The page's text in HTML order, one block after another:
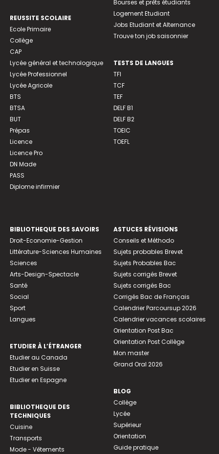
REUSSITE SCOLAIRE
Ecole Primaire
Collège
CAP
Lycée général et technologique
Lycée Professionnel
Lycée Agricole
BTS
BTSA
BUT
Prépas
Licence
Licence Pro
DN Made
PASS
Diplome infirmier
Bourses et prêts étudiants
Logement Etudiant
Jobs Etudiant et Alternance
Trouve ton job saisonnier
TESTS DE LANGUES
TFI
TCF
TEF
DELF B1
DELF B2
TOEIC
TOEFL
BIBLIOTHEQUE DES SAVOIRS
Droit-Economie-Gestion
Littérature-Sciences Humaines
Sciences
Arts-Design-Spectacle
Santé
Social
Sport
Langues
ETUDIER À L’ÉTRANGER
Etudier au Canada
Etudier en Suisse
Etudier en Espagne
BIBLIOTHEQUE DES
TECHNIQUES
Cuisine
Transports
Mode - Vêtements
ASTUCES RÉVISIONS
Conseils et Méthodo
Sujets probables Brevet
Sujets Probables Bac
Sujets corrigés Brevet
Sujets corrigés Bac
Corrigés Bac de Français
Calendrier Parcoursup 2026
Calendrier vacances scolaires
Orientation Post Bac
Orientation Post Collège
Mon master
Grand Oral 2026
BLOG
Collège
Lycée
Supérieur
Orientation
Guide pratique